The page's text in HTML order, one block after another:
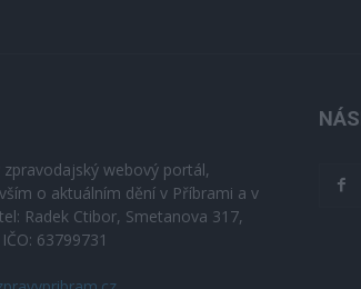
webový portál,
o aktuálním dění v Příbrami a v
Radek Ctibor, Smetanova 317,
63799731